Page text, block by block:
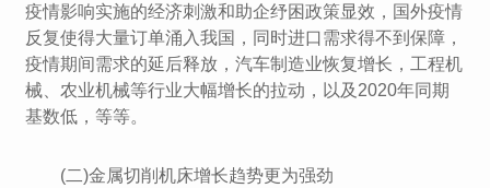
疫情影响实施的经济刺激和助企纾困政策显效，国外疫情
反复使得大量订单涌入我国，同时进口需求得不到保障，
疫情期间需求的延后释放，汽车制造业恢复增长，工程机
械、农业机械等行业大幅增长的拉动，以及2020年同期
基数低，等等。
(二)金属切削机床增长趋势更为强劲